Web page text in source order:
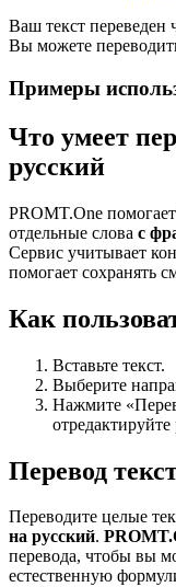
Ваш текст переведен
Вы можете
Примеры
Что умеет
русский
PROMT.One
отдельные слова с
Сервис учитывает
помогает сохранять
Как
Вставьте текст.
Выберите
Нажмите
отредактируйте
Перевод
Переводите целые
на русский.
перевода, чтобы вы
естественную